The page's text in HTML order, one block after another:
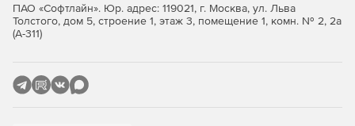
требований доступности, производительности или
масштабируемости.
к широкому спектру сервисов MOVEit Transfer и
MOVEit Cloud и административным возможностям.
ПАО «Софтлайн». Юр. адрес: 119021, г. Москва, ул. Льва
Толстого, дом 5, строение 1, этаж 3, помещение 1, комн. № 2, 2а
(А-311)